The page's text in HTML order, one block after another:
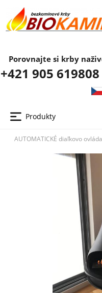
Porovnajte si krby
+421 905
Produkty
AUTOMATICKÉ diaľkovo